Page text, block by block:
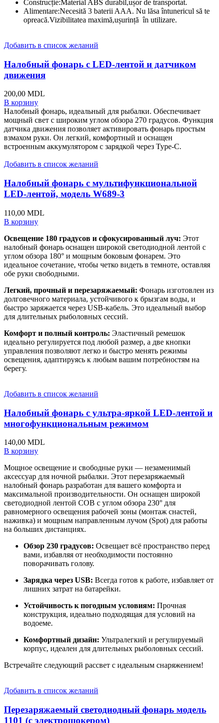
Construcție:Material ABS durabil,ușor de transportat.
Alimentare:Necesită 3 baterii AAA. Nu lăsa întunericul să te
opreacă.Vizibilitatea maximă,ușurință în utilizare.
Добавить в список желаний
Налобный фонарь с LED-лентой и датчиком
движения
200,00 MDL
В корзину
Налобный фонарь, идеальный для рыбалки. Обеспечивает
мощный свет с широким углом обзора 270 градусов. Функция
датчика движения позволяет активировать фонарь простым
взмахом руки. Он легкий, комфортный и оснащен
встроенным аккумулятором с зарядкой через Type-C.
Добавить в список желаний
Налобный фонарь с мультифункциональной
LED-лентой, модель W689-3
110,00 MDL
В корзину
Освещение 180 градусов и сфокусированный луч: Этот
налобный фонарь оснащен широкой светодиодной лентой с
углом обзора 180° и мощным боковым фонарем. Это
идеальное сочетание, чтобы четко видеть в темноте, оставляя
обе руки свободными.
Легкий, прочный и перезаряжаемый: Фонарь изготовлен из
долговечного материала, устойчивого к брызгам воды, и
быстро заряжается через USB-кабель. Это идеальный выбор
для длительных рыболовных сессий.
Комфорт и полный контроль: Эластичный ремешок
идеально регулируется под любой размер, а две кнопки
управления позволяют легко и быстро менять режимы
освещения, адаптируясь к любым вашим потребностям на
берегу.
Добавить в список желаний
Налобный фонарь с ультра-яркой LED-лентой и
многофункциональным режимом
140,00 MDL
В корзину
Мощное освещение и свободные руки — незаменимый
аксессуар для ночной рыбалки. Этот перезаряжаемый
налобный фонарь разработан для вашего комфорта и
максимальной производительности. Он оснащен широкой
светодиодной лентой COB с углом обзора 230° для
равномерного освещения рабочей зоны (монтаж снастей,
наживка) и мощным направленным лучом (Spot) для работы
на больших дистанциях.
Обзор 230 градусов: Освещает всё пространство перед
вами, избавляя от необходимости постоянно
поворачивать голову.
Зарядка через USB: Всегда готов к работе, избавляет от
лишних затрат на батарейки.
Устойчивость к погодным условиям: Прочная
конструкция, идеально подходящая для условий на
водоеме.
Комфортный дизайн: Ультралегкий и регулируемый
корпус, идеален для длительных рыболовных сессий.
Встречайте следующий рассвет с идеальным снаряжением!
Добавить в список желаний
Перезаряжаемый светодиодный фонарь модель
1101 (с электрошокером)